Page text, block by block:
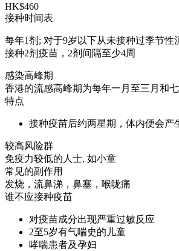
HK$460
接种时间表
每年1剂; 对于9岁以下从未接种过季节性
接种2剂疫苗，2剂间隔至少4周
感染高峰期
香港的流感高峰期为每年一月至三月和七
特点
接种疫苗后约两星期，体内便会产
较高风险群
免疫力较低的人士, 如小童
常见的副作用
发烧，流鼻涕，鼻塞，喉咙痛
谁不应接种疫苗
对疫苗成分出现严重过敏反应
2至5岁有气喘史的儿童
哮喘患者及孕妇